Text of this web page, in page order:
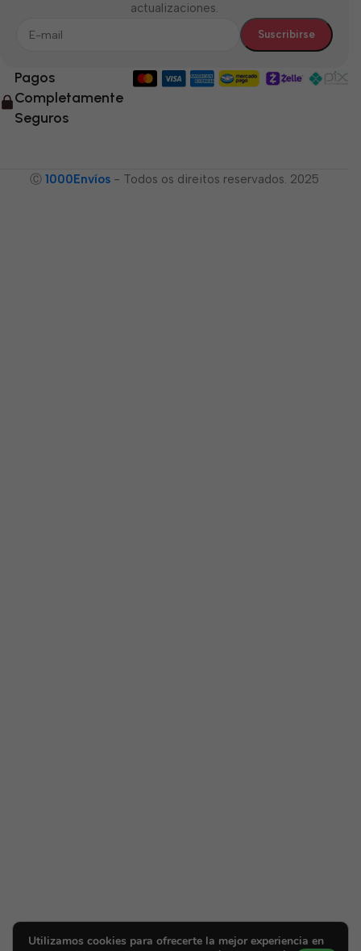
actualizaciones.
Pagos
Completamente
Seguros
Ⓒ 1000Envíos - Todos os direitos reservados. 2025
Utilizamos cookies para ofrecerte la mejor experiencia en